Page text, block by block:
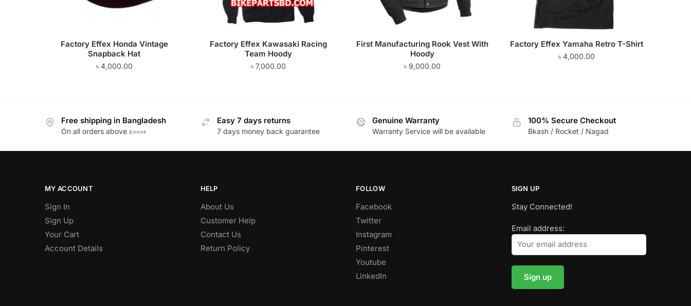
Factory Effex Honda Vintage
Snapback Hat
৳ 4,000.00
Factory Effex Kawasaki Racing
Team Hoody
৳ 7,000.00
First Manufacturing Rook Vest With
Hoody
৳ 9,000.00
Factory Effex Yamaha Retro T-Shirt
৳4,000.00
Free shipping in Bangladesh
On all orders above ৫০০০৳
Easy 7 days returns
7 days money back guarantee
Genuine Warranty
Warranty Service will be available
100% Secure Checkout
Bkash / Rocket / Nagad
MY ACCOUNT
Sign In
Sign Up
Your Cart
Account Details
HELP
About Us
Customer Help
Contact Us
Return Policy
FOLLOW
Facebook
Twitter
Instagram
Pinterest
Youtube
LinkedIn
SIGN UP
Stay Connected!
Email address: